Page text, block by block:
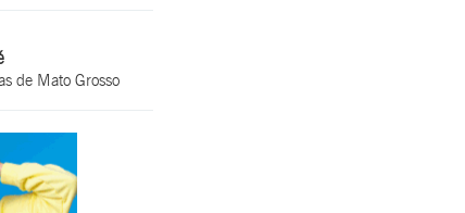
de Mato Grosso